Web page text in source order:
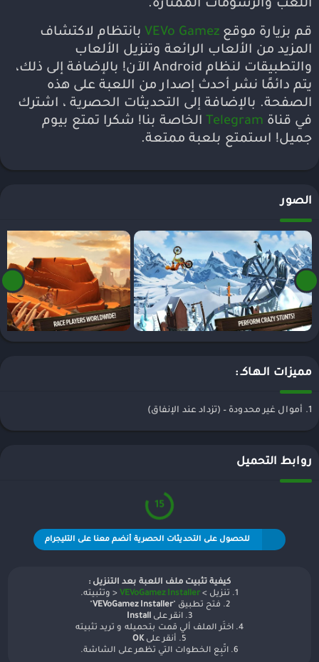
اللعب والرسومات الممتازة.
قم بزيارة موقع VEVo Gamez بانتظام لاكتشاف
المزيد من الألعاب الرائعة وتنزيل الألعاب
والتطبيقات لنظام Android الآن! بالإضافة إلى ذلك،
يتم دائمًا نشر أحدث إصدار من اللعبة على هذه
الصفحة. بالإضافة إلى التحديثات الحصرية ، اشترك
في قناة Telegram الخاصة بنا! شكرا تمتع بيوم
جميل! استمتع بلعبة ممتعة.
الصور
مميزات الـهـاكـ :
1. أموال غير محدودة – (تزداد عند الإنفاق)
روابط التحميل
15
للحصول على التحديثات الحصرية أنضم معنا على التليجرام
كيفية تثبيت ملف اللعبة بعد التنزيل :
1. تنزيل >
VEVoGamez Installer < وتثبيته.
2. فتح تطبيق "
VEVoGamez Installer
"
3. انقر على
Install
4. اختَر الملف ألي قمت بتحميله و تريد تثبيته
5. أنقر على
OK
6. اتّبِع الخطوات التي تظهر على الشاشة.